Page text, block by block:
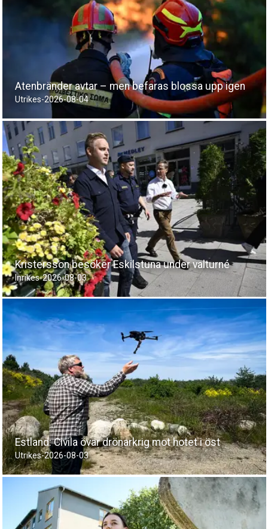
Atenbränder avtar – men befaras blossa upp igen
Utrikes-2026-08-04
Kristersson besöker Eskilstuna under valturné
Inrikes-2026-08-03
Estland: Civila övar drönarkrig mot hotet i öst
Utrikes-2026-08-03